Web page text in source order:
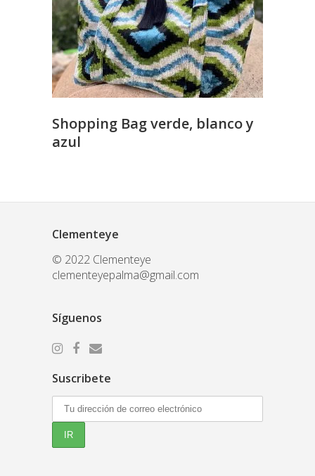
Shopping Bag verde, blanco y
azul
Clementeye
© 2022 Clementeye
clementeyepalma@gmail.com
Síguenos
Suscribete